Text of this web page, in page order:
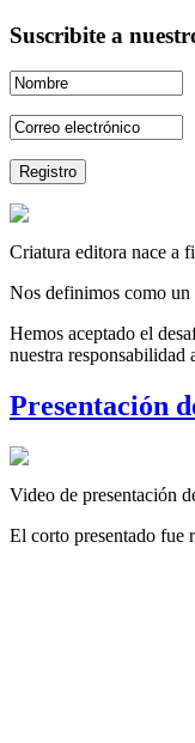
Suscribite a
Criatura editora nace a
Nos definimos como un
Hemos aceptado el
nuestra responsabilidad
Presentación
Video de presentación
El corto presentado fue